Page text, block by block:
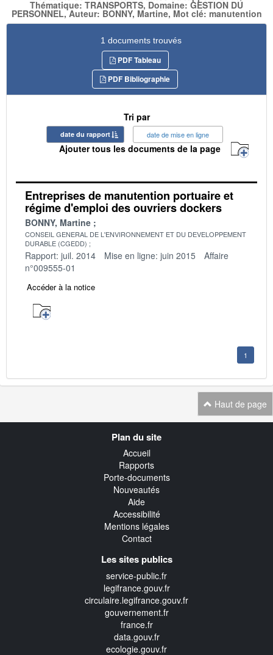
Thématique: TRANSPORTS, Domaine: GESTION DU
PERSONNEL, Auteur: BONNY, Martine, Mot clé: manutention
1 documents trouvés
PDF Tableau
PDF Bibliographie
Tri par
date du rapport date de mise en ligne
Ajouter tous les documents de la page
Entreprises de manutention portuaire et
régime d'emploi des ouvriers dockers
BONNY, Martine
CONSEIL GENERAL DE L'ENVIRONNEMENT ET DU DEVELOPPEMENT
DURABLE (CGEDD)
Rapport: juil. 2014 Mise en ligne: juin 2015
Affaire
n°009555-01
Accéder à la notice
1
Haut de page
Plan du site
Accueil
Rapports
Porte-documents
Nouveautés
Aide
Accessibilité
Mentions légales
Contact
Les sites publics
service-public.fr
legifrance.gouv.fr
circulaire.legifrance.gouv.fr
gouvernement.fr
france.fr
data.gouv.fr
ecologie.gouv.fr